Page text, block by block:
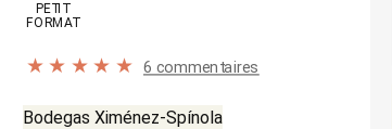
PETIT
FORMAT
6 commentaires
Bodegas Ximénez-Spínola